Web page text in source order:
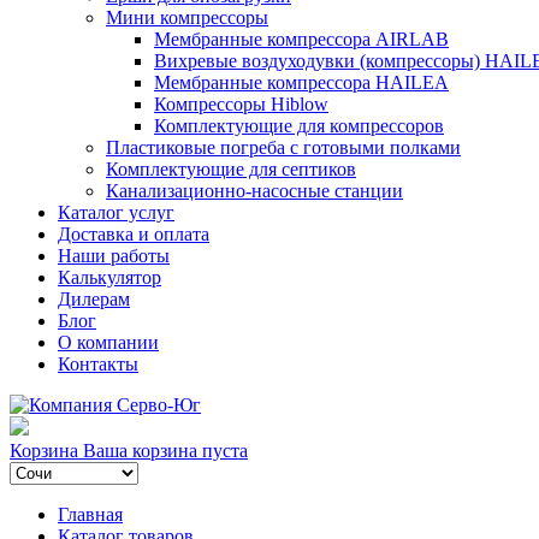
Мини компрессоры
Мембранные компрессора AIRLAB
Вихревые воздуходувки (компрессоры)
Мембранные компрессора HAILEA
Компрессоры Hiblow
Комплектующие для компрессоров
Пластиковые погреба с готовыми полками
Комплектующие для септиков
Канализационно-насосные станции
Каталог услуг
Доставка и оплата
Наши работы
Калькулятор
Дилерам
Блог
О компании
Контакты
Корзина Ваша корзина пуста
Главная